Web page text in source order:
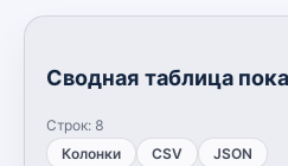
Сводная таблица
Строк: 8
Колонки
CSV JSON